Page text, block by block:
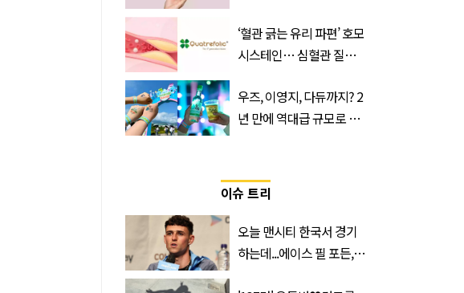
‘Quatrefolic®’ 주목
‘혈관 긁는 유리 파편’ 호모
시스테인… 심혈관 질환
우즈, 이영지, 다듀까지? 2
년 만에 역대급 규모로 돌
이슈 트리
오늘 맨시티 한국서 경기
하는데...에이스 필 포든,